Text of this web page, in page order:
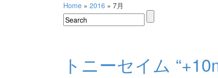
Home » 2016 » 7月
Search
for:
トニーセイム